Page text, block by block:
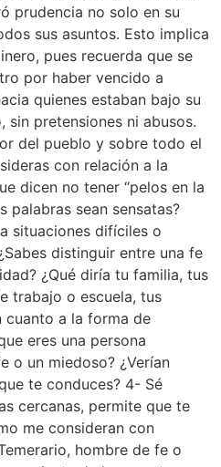
prudencia no solo en su
sus asuntos. Esto implica
pues recuerda que se
por haber vencido a
quienes estaban bajo su
sin pretensiones ni abusos.
del pueblo y sobre todo el
con relación a la
dicen no tener “pelos en la
palabras sean sensatas?
situaciones difíciles o
distinguir entre una fe
¿Qué diría tu familia, tus
trabajo o escuela, tus
cuanto a la forma de
eres una persona
o un miedoso? ¿Verían
te conduces? 4- Sé
cercanas, permite que te
me consideran con
hombre de fe o